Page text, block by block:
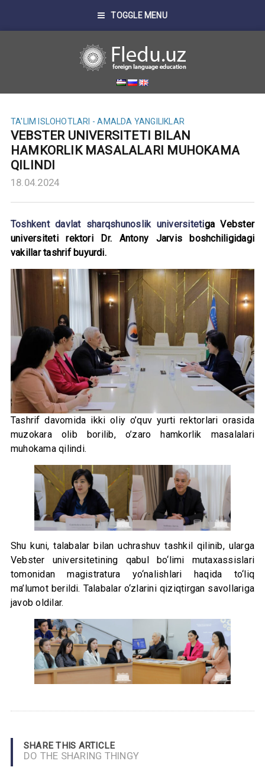
TOGGLE MENU
TA'LIM ISLOHOTLARI - AMALDA YANGILIKLAR
VEBSTER UNIVERSITETI BILAN
HAMKORLIK MASALALARI MUHOKAMA
QILINDI
18.04.2024
Toshkent davlat sharqshunoslik universitetiga Vebster
universiteti rektori Dr. Antony Jarvis boshchiligidagi
vakillar tashrif buyurdi.
Tashrif davomida ikki oliy o’quv yurti rektorlari orasida
muzokara olib borilib, o’zaro hamkorlik masalalari
muhokama qilindi.
Shu kuni, talabalar bilan uchrashuv tashkil qilinib, ularga
Vebster universitetining qabul bo‘limi mutaxassislari
tomonidan magistratura yo‘nalishlari haqida to‘liq
ma’lumot berildi. Talabalar o‘zlarini qiziqtirgan savollariga
javob oldilar.
SHARE THIS ARTICLE
DO THE SHARING THINGY